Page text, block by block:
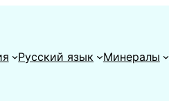
Русский язык Минералы